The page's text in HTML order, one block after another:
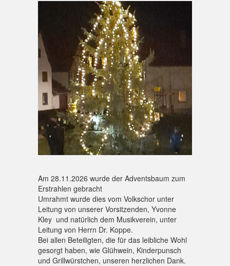
Am 28.11.2026 wurde der Adventsbaum zum
Erstrahlen gebracht
Umrahmt wurde dies vom Volkschor unter
Leitung von unserer Vorsitzenden, Yvonne
Kley und natürlich dem Musikverein, unter
Leitung von Herrn Dr. Koppe.
Bei allen Beteiligten, die für das leibliche Wohl
gesorgt haben, wie Glühwein, Kinderpunsch
und Grillwürstchen, unseren herzlichen Dank.